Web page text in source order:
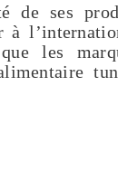
de ses
les